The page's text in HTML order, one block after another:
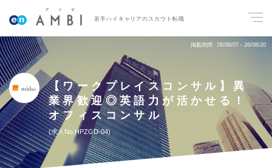
若手ハイキャリアのスカウト転職
掲載期間 26/08/07～26/08/20
【ワークプレイスコンサル】異
業界歓迎◎英語力が活かせる！
オフィスコンサル
求人No.HPZGD-04